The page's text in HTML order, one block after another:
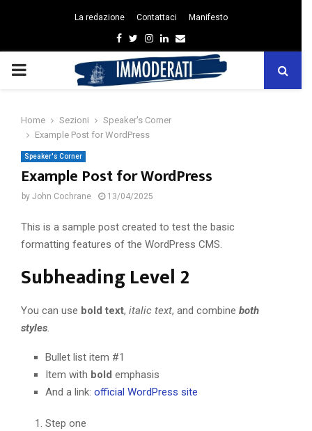
La redazione Contattaci Manifesto
Facebook
Twitter
Instagram
Linkedin
Email
PRIMARY
Home Sezioni
Speaker's Corner
Example Post for WordPress
Speaker's Corner
Example Post for WordPress
by John Cochrane 13/04/2025
This is a sample post created to test the basic
formatting features of the WordPress CMS.
Subheading Level 2
You can use bold text, italic text, and combine both
styles
Bullet list item #1
Item with bold emphasis
And a link: official WordPress site
Step one